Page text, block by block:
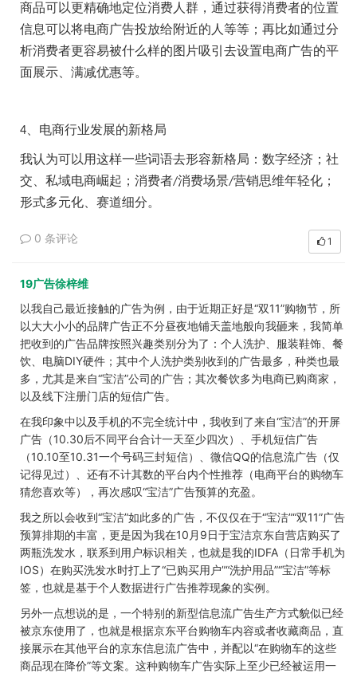
商品可以更精确地定位消费人群，通过获得消费者的位置
信息可以将电商广告投放给附近的人等等；再比如通过分
析消费者更容易被什么样的图片吸引去设置电商广告的平
面展示、满减优惠等。
4 、电商行业发展的新格局
我认为可以用这样一些词语去形容新格局：数字经济；社
交、私域电商崛起；消费者/消费场景/营销思维年轻化；
形式多元化、赛道细分。
0 条评论 1
19广告徐梓维
以我自己最近接触的广告为例，由于近期正好是“双11”购物节，所
以大大小小的品牌广告正不分昼夜地铺天盖地般向我砸来，我简单
把收到的广告品牌按照兴趣类别分为了：个人洗护、服装鞋饰、餐
饮、电脑DIY硬件；其中个人洗护类别收到的广告最多，种类也最
多，尤其是来自“宝洁”公司的广告；其次餐饮多为电商已购商家，
以及线下注册门店的短信广告。
在我印象中以及手机的不完全统计中，我收到了来自“宝洁”的开屏
广告（10.30后不同平台合计一天至少四次）、手机短信广告
（10.10至10.31一个号码三封短信）、微信QQ的信息流广告（仅
记得见过）、还有不计其数的平台内个性推荐（电商平台的购物车
猜您喜欢等），再次感叹“宝洁”广告预算的充盈。
我之所以会收到“宝洁”如此多的广告，不仅仅在于“宝洁”“双11”广告
预算排期的丰富，更是因为我在10月9日于宝洁京东自营店购买了
两瓶洗发水，联系到用户标识相关，也就是我的IDFA（日常手机为
IOS）在购买洗发水时打上了“已购买用户”“洗护用品”“宝洁”等标
签，也就是基于个人数据进行广告推荐现象的实例。
另外一点想说的是，一个特别的新型信息流广告生产方式貌似已经
被京东使用了，也就是根据京东平台购物车内容或者收藏商品，直
接展示在其他平台的京东信息流广告中，并配以“在购物车的这些
商品现在降价”等文案。这种购物车广告实际上至少已经被运用一